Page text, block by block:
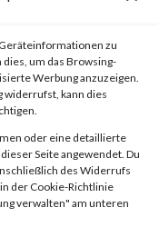
zu
um das Browsing-
Werbung anzuzeigen.
widerrufst, kann dies
oder eine detaillierte
Seite angewendet. Du
des Widerrufs
der Cookie-Richtlinie
verwalten" am unteren